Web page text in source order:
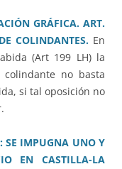
GRÁFICA. ART.
COLINDANTES. En
(Art 199 LH) la
no basta
si tal oposición no
SE IMPUGNA UNO Y
EN CASTILLA-LA